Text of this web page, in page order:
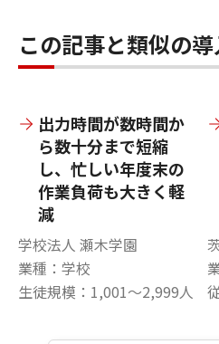
この記事と類似の
出力時間が数時間か
ら数十分まで短縮
し、忙しい年度末の
作業負荷も大きく軽
減
学校法人 瀬木学園
業種：学校
生徒規模：1,001～2,999人